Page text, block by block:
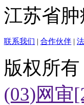
江苏省
联系我们 | 合作伙伴 |
版权所
(03)网审